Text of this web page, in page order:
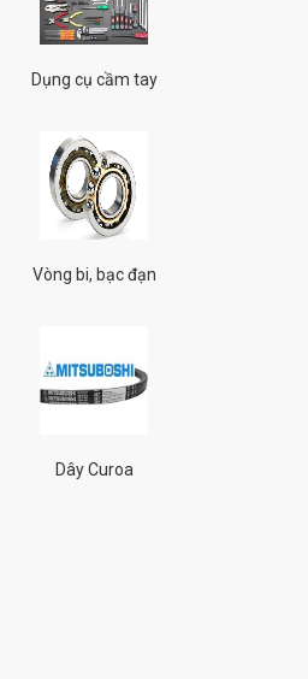
Dụng cụ cầm tay
Vòng bi, bạc đạn
Dây Curoa